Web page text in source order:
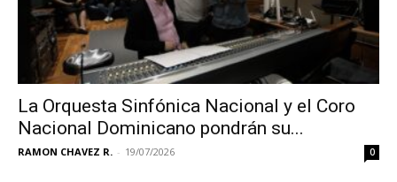
La Orquesta Sinfónica Nacional y el Coro
Nacional Dominicano pondrán su...
RAMON CHAVEZ R. - 19/07/2026 0